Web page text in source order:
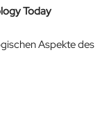
Today
Aspekte des